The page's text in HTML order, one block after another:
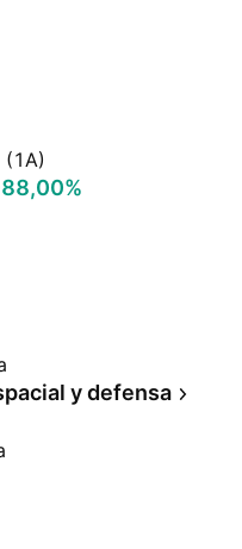
(1A)
y defensa